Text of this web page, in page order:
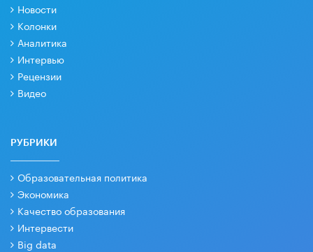
Новости
Колонки
Аналитика
Интервью
Рецензии
Видео
РУБРИКИ
Образовательная политика
Экономика
Качество образования
Интервести
Big data